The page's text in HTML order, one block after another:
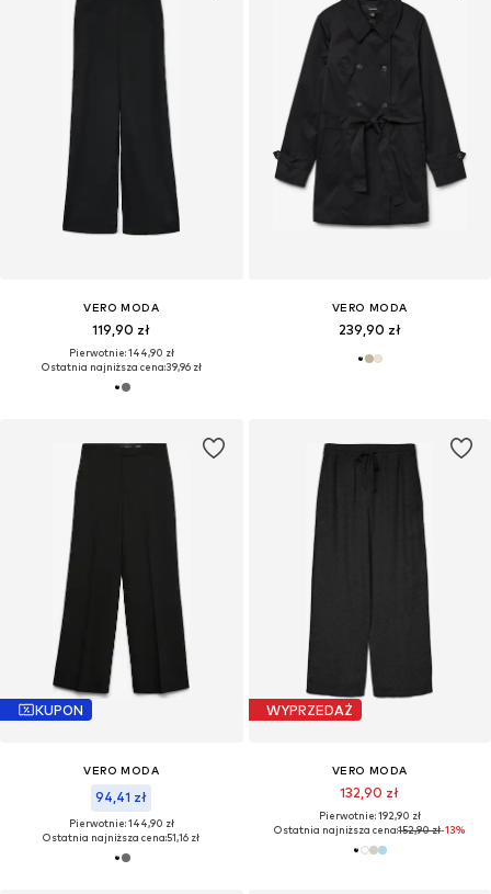
VERO MODA
119,90 zł
Pierwotnie: 144,90 zł
Ostatnia najniższa cena:39,96 zł
VERO MODA
239,90 zł
KUPON
VERO MODA
94,41 zł
Pierwotnie: 144,90 zł
Ostatnia najniższa cena:51,16 zł
WYPRZEDAŻ
VERO MODA
132,90 zł
Pierwotnie: 192,90 zł
Ostatnia najniższa cena:152,90 zł-13%